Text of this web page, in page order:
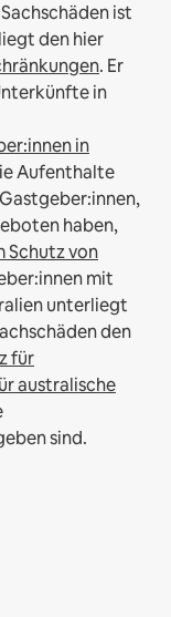
ist
den hier
. Er
in
in
Aufenthalte
haben,
Schutz von
mit
unterliegt
den
für
australische
sind.